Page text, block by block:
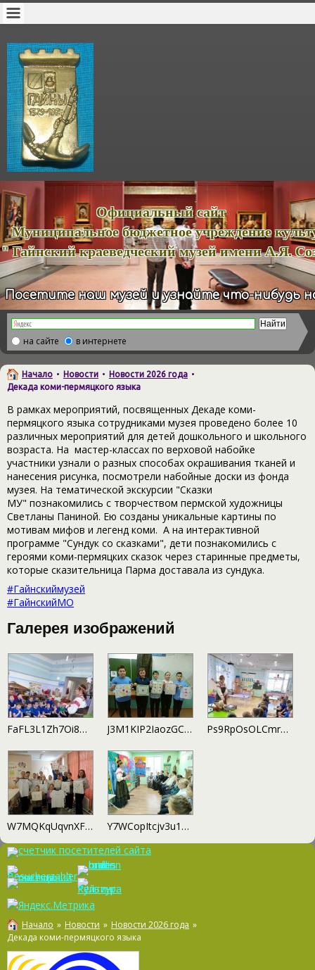
сайт
бюджетное учреждение
краеведческий музей имени А.Я.
Посетите наш музей и узнайте что-нибудь
на сайте в интернете
Начало • Новости • Новости 2026 года •
Декада коми-пермяцкого языка
В рамках мероприятий, посвященных Декаде коми-
пермяцкого языка сотрудниками музея проведено более 10
различных мероприятий для детей дошкольного и школьного
возраста. На мастер-классах по верховой набойке
участники узнали о разных способах окрашивания тканей и
нанесения рисунка, посмотрели набойные доски из фонда
музея. На тематической экскурсии "Сказки
МУ" познакомились с творчеством пермской художницы
Светланы Паниной. Ею созданы уникальные картины по
мотивам мифов и легенд коми. А на интерактивной
программе "Сундук со сказками", дети познакомились с
героями коми-пермяцких сказок через старинные предметы,
которые сказительница Парма доставала из сундука.
#Гайнскиймузей
#ГайнскийМО
Галерея изображений
FaFL3L1Zh7Oi8Kz6Xs3nopEdQFCA9w3HkvINyG2BGJ45WYTn-PLXyesPMZSztdPAlj_WiccnkgBD_FzW5X721Fuv J3M1KIP2IaozGCb7JRGRoAm0xjBX5d4eZdFejZG4EO-d29kZG8afkM_HwLxIu-9lEKo1PiN_CxKdTrtBQFRLOtD9 Ps9RpOsOLCmrZiu1EhPisnxGLRZXHU0BUh-2Mqu5CMQkIzVwE1Q1HtORdFy_rF6XIBcpkQrYwH41w5Fpby5eBOau
W7MQKqUqvnXF0oecXUtkiO0ycGhdXmz5lkP-ZBO1V6-SQACMMmzbpC_7yxVyhIcmP_4s_ZYxBAHcF3ybfo-Iop4B Y7WCopItcjv3u1w9bhin5KhHiQBVkF9tPleu4vVSTJUzipakbu0GeRrHni9-cz7XU-0yTMydtq8HV14IHYsC5Ii7
Начало » Новости » Новости 2026 года »
Декада коми-пермяцкого языка